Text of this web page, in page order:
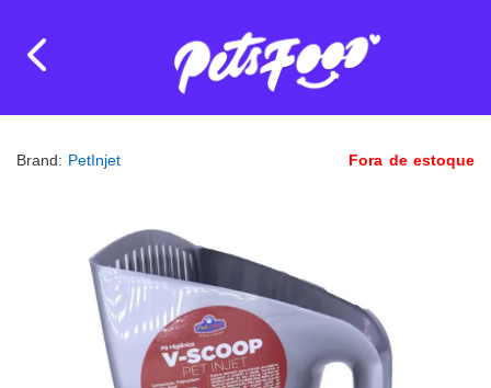
Brand: PetInjet Fora de estoque